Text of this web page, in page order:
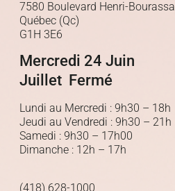
7580 Boulevard Henri-Bourassa
Québec (Qc)
G1H 3E6
Mercredi 24
Juillet Fermé
Lundi au Mercredi : 9h30 – 18h
Jeudi au Vendredi : 9h30 – 21h
Samedi : 9h30 – 17h00
Dimanche : 12h – 17h
(418) 628-1000